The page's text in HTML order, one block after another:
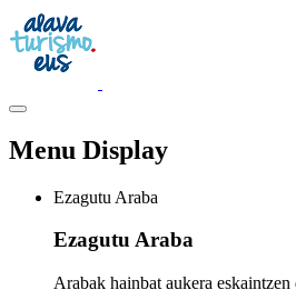
Menu Display
Ezagutu Araba
Ezagutu Araba
Arabak hainbat aukera